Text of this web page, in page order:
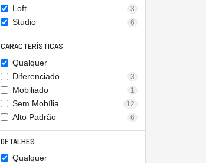
Loft 3
Studio 6
CARACTERÍSTICAS
Qualquer
Diferenciado
3
Mobiliado 1
Sem Mobília 12
Alto Padrão 6
DETALHES
Qualquer